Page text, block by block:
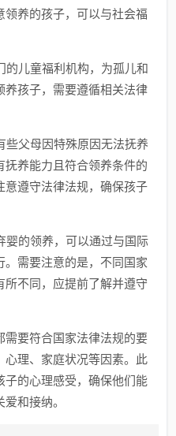
养的孩子，可以与社会福
的儿童福利机构，为孤儿和
养孩子，需要遵循相关法律
些父母因特殊原因无法抚养
养能力且符合领养条件的
意遵守法律法规，确保孩子
婴的领养，可以通过与国际
需要注意的是，不同国家
所不同，应提前了解并遵守
需要符合国家法律法规的要
心理、家庭状况等因素。此
子的心理感受，确保他们能
和接纳。